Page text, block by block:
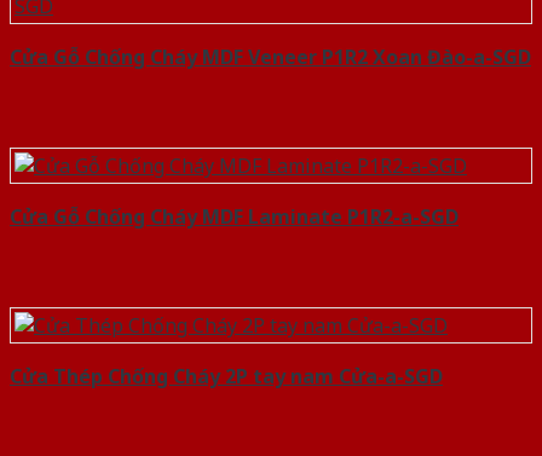
Cửa Gỗ Chống Cháy MDF Veneer P1R2 Xoan Đào-a-SGD
Cửa Gỗ Chống Cháy MDF Laminate P1R2-a-SGD
Cửa Thép Chống Cháy 2P tay nam Cửa-a-SGD